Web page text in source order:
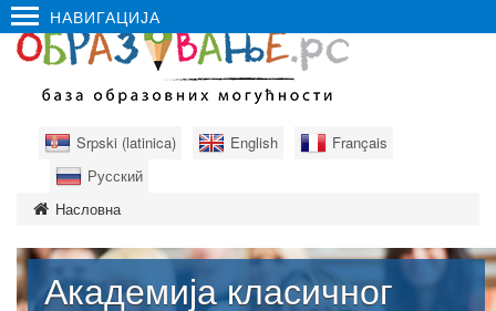
НАВИГАЦИЈА
Srpski (latinica) English
Français
Русский
Насловна
Академија класичног